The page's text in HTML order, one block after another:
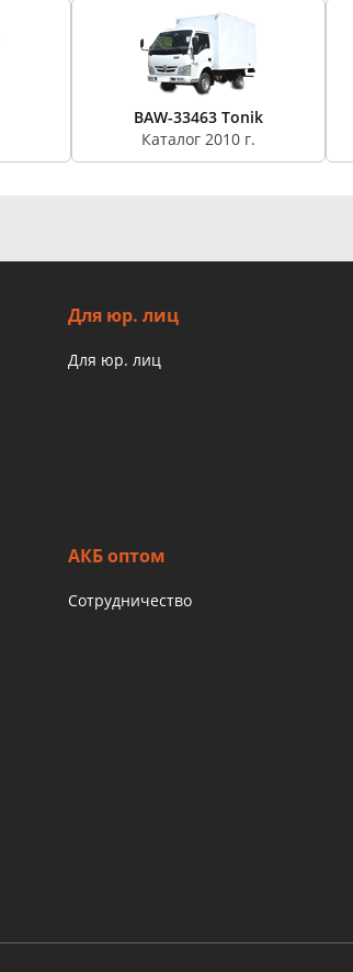
BAW-33463 Tonik
Каталог 2010 г.
Для юр. лиц
Для юр. лиц
АКБ оптом
Сотрудничество